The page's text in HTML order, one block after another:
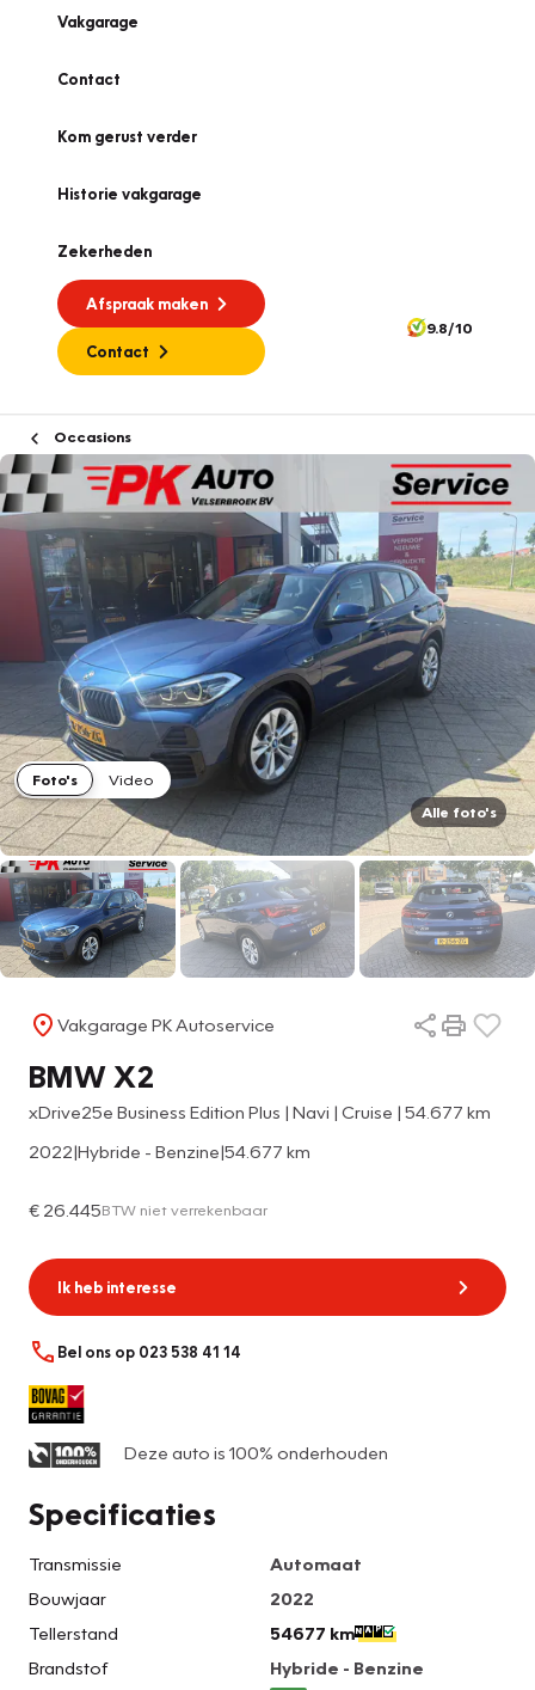
Vakgarage
Contact
Kom gerust verder
Historie vakgarage
Zekerheden
Afspraak maken
Contact
9.8/10
Occasions
Foto's
Video
Alle foto's
Vakgarage PK Autoservice
BMW X2
xDrive25e Business Edition Plus | Navi | Cruise | 54.677 km
2022|Hybride - Benzine|54.677 km
€ 26.445BTW niet verrekenbaar
Ik heb interesse
Bel ons op 023 538 41 14
Deze auto is 100% onderhouden
Specificaties
Transmissie
Automaat
Bouwjaar
2022
Tellerstand
54677 km
Brandstof
Hybride - Benzine